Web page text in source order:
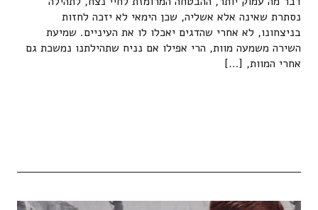
נסתרת שאינה אלא אשליה, שכן הימאי לא יזכה לחזות
בניצחונו, לא אחרי שהדגים יאכלו לו את העיניים. שמיעת
השירה משמעה מוות, הרי אפילו אם נניח שתהילתנו נמשכת גם
אחרי המוות, […]